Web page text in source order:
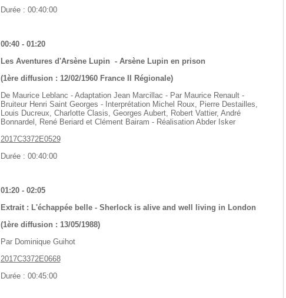
Durée : 00:40:00
00:40 - 01:20
Les Aventures d'Arsène Lupin - Arsène Lupin en prison
(1ère diffusion : 12/02/1960 France II Régionale)
De Maurice Leblanc - Adaptation Jean Marcillac - Par Maurice Renault -
Bruiteur Henri Saint Georges - Interprétation Michel Roux, Pierre Destailles,
Louis Ducreux, Charlotte Clasis, Georges Aubert, Robert Vattier, André
Bonnardel, René Beriard et Clément Bairam - Réalisation Abder Isker
2017C3372E0529
Durée : 00:40:00
01:20 - 02:05
Extrait : L'échappée belle - Sherlock is alive and well living in London
(1ère diffusion : 13/05/1988)
Par Dominique Guihot
2017C3372E0668
Durée : 00:45:00